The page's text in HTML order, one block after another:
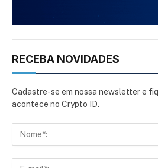
RECEBA NOVIDADES
Cadastre-se em nossa newsletter e
acontece no Crypto ID.